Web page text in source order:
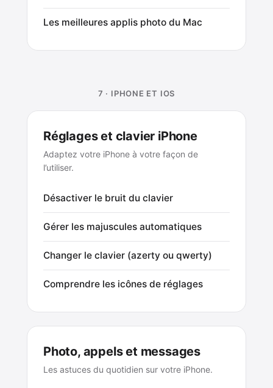
Les meilleures applis photo du Mac
7 · IPHONE ET IOS
Réglages et clavier iPhone
Adaptez votre iPhone à votre façon de
l’utiliser.
Désactiver le bruit du clavier
Gérer les majuscules automatiques
Changer le clavier (azerty ou qwerty)
Comprendre les icônes de réglages
Photo, appels et messages
Les astuces du quotidien sur votre iPhone.